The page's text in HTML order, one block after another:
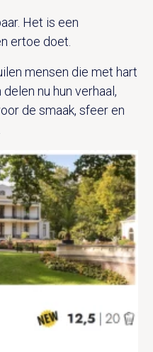
Het is een
ertoe doet.
mensen die met hart
nu hun verhaal,
de smaak, sfeer en